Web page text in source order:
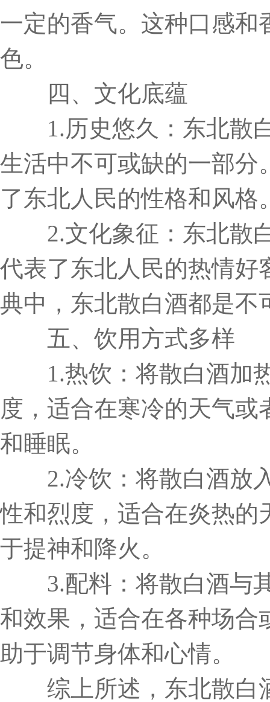
一定的香气。这种口感
色。
四、文化底蕴
1.历史悠久：东北散白
生活中不可或缺的一部分
了东北人民的性格和风格
2.文化象征：东北散白
代表了东北人民的热情好
典中，东北散白酒都是不
五、饮用方式多样
1.热饮：将散白酒加热
度，适合在寒冷的天气
和睡眠。
2.冷饮：将散白酒放入
性和烈度，适合在炎热的
于提神和降火。
3.配料：将散白酒与其
和效果，适合在各种场合
助于调节身体和心情。
综上所述，东北散白